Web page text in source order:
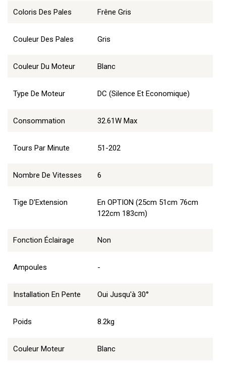
Coloris Des Pales Frêne Gris
Couleur Des Pales Gris
Couleur Du Moteur Blanc
Type De Moteur DC (Silence Et Economique)
Consommation 32.61W Max
Tours Par Minute 51-202
Nombre De Vitesses 6
Tige D'Extension
En OPTION (25cm 51cm 76cm
122cm 183cm)
Fonction Éclairage Non
Ampoules -
Installation En Pente Oui Jusqu'à 30°
Poids 8.2kg
Couleur Moteur Blanc